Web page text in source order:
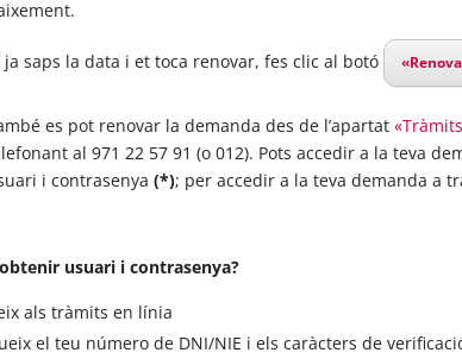
ja saps la data i et toca renovar, fes clic al botó
es pot renovar la demanda des de l’apartat
al 971 22 57 91 (o 012). Pots accedir a la teva
i contrasenya (*); per accedir a la teva demanda a
usuari i contrasenya?
als tràmits en línia
el teu número de DNI/NIE i els caràcters de